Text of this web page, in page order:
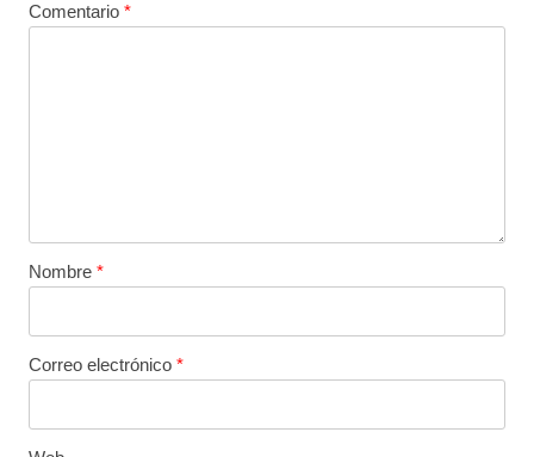
Comentario *
Nombre *
Correo electrónico *